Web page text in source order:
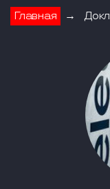
Главная →